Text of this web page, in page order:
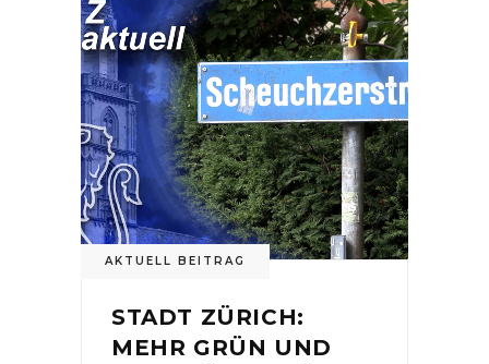
AKTUELL BEITRAG
STADT ZÜRICH:
MEHR GRÜN UND